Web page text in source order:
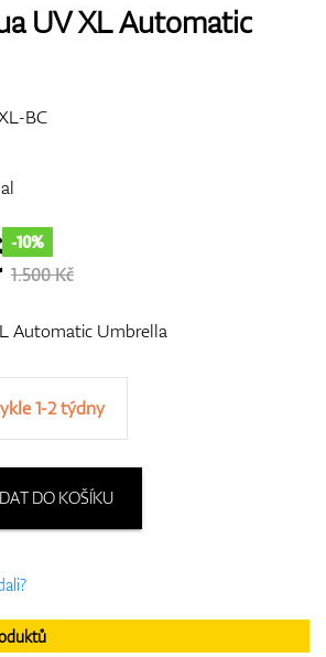
Doplňky
UV XL Automatic
BC
-10%
1.500 Kč
Automatic Umbrella
1-2 týdny
DO KOŠÍKU